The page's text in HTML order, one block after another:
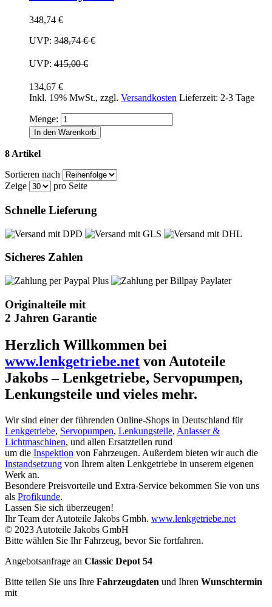
348,74 €
UVP: 348,74 €€
UVP: 415,00 €
134,67 €
Inkl. 19% MwSt., zzgl. Versandkosten Lieferzeit: 2-3 Tage
Menge:
In den Warenkorb
8 Artikel
Sortieren nach
Zeige
pro Seite
Schnelle Lieferung
Sicheres Zahlen
Originalteile mit
2 Jahren Garantie
Herzlich Willkommen bei
www.lenkgetriebe.net von Autoteile
Jakobs – Lenkgetriebe, Servopumpen,
Lenkungsteile und vieles mehr.
Wir sind einer der führenden Online-Shops in Deutschland für
Lenkgetriebe, Servopumpen, Lenkungsteile, Anlasser &
Lichtmaschinen, und allen Ersatzteilen rund
um die Inspektion von Fahrzeugen. Außerdem bieten wir auch die
Instandsetzung von Ihrem alten Lenkgetriebe in unserem eigenen
Werk an.
Besondere Preisvorteile und Extra-Service bekommen Sie von uns
als Profikunde.
Lassen Sie sich überzeugen!
Ihr Team der Autoteile Jakobs Gmbh. www.lenkgetriebe.net
© 2023 Autoteile Jakobs GmbH
Bitte wählen Sie Ihr Fahrzeug, bevor Sie fortfahren.
Angebotsanfrage an Classic Depot 54
Bitte teilen Sie uns Ihre Fahrzeugdaten und Ihren Wunschtermin
mit